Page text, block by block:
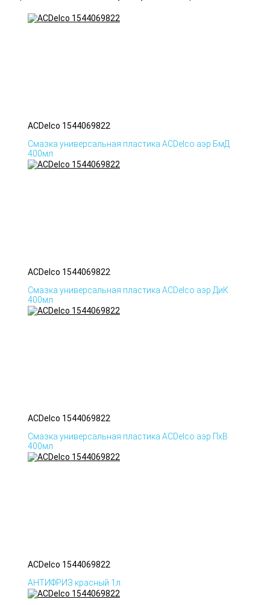
ACDelco 1544069822
Смазка универсальная пластика ACDelco аэр БмД
400мл
ACDelco 1544069822
Смазка универсальная пластика ACDelco аэр ДиК
400мл
ACDelco 1544069822
Смазка универсальная пластика ACDelco аэр ПхВ
400мл
ACDelco 1544069822
АНТИФРИЗ красный 1л.